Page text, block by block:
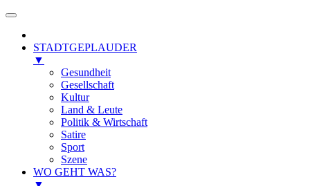
STADTGEPLAUDER
▼
Gesundheit
Gesellschaft
Kultur
Land & Leute
Politik & Wirtschaft
Satire
Sport
Szene
WO GEHT WAS?